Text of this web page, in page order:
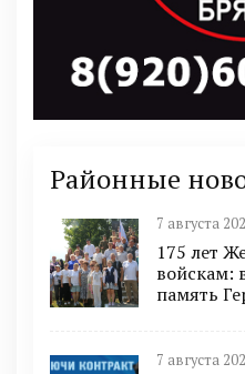
Районные
7 августа
175 лет
войскам:
память
7 августа